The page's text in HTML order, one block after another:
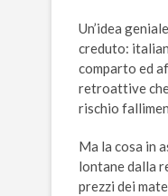
Un’idea
creduto:
comparto ed
retroattive
rischio
Ma la cosa in
lontane dalla
prezzi dei